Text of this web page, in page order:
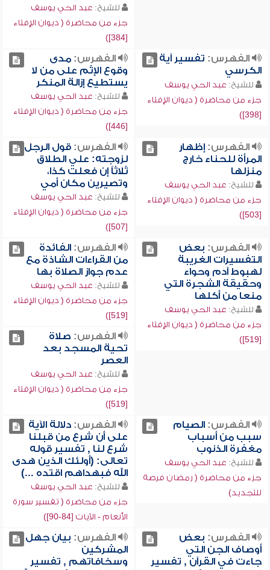
للشيخ: عبد الحي يوسف
جزء من محاضرة ( ديوان الإفتاء
[384])
الفهرس: تفسير آية
الكرسي
للشيخ: عبد الحي يوسف
جزء من محاضرة ( ديوان الإفتاء
[398])
الفهرس:مدى
وقوع الإثم على من لا
يستطيع إزالة المنكر
للشيخ: عبد الحي يوسف
جزء من محاضرة ( ديوان الإفتاء
[446])
الفهرس:إظهار
المرأة للحناء خارج
منزلها
للشيخ: عبد الحي يوسف
جزء من محاضرة ( ديوان الإفتاء
[503])
الفهرس:قول الرجل
لزوجته: علي الطلاق
ثلاثاً إن فعلت كذا،
وتصيرين مكان أمي
للشيخ: عبد الحي يوسف
جزء من محاضرة ( ديوان الإفتاء
[507])
الفهرس: بعض
التفسيرات الغريبة
لهبوط آدم وحواء
وحقيقة الشجرة التي
منعا من أكلها
للشيخ: عبد الحي يوسف
جزء من محاضرة ( ديوان الإفتاء
[519])
الفهرس:الفائدة
من القراءات الشاذة مع
عدم جواز الصلاة بها
للشيخ: عبد الحي يوسف
جزء من محاضرة ( ديوان الإفتاء
[519])
الفهرس: صلاة
تحية المسجد بعد
العصر
للشيخ: عبد الحي يوسف
جزء من محاضرة ( ديوان الإفتاء
[519])
الفهرس:الصيام
سبب من أسباب
مغفرة الذنوب
للشيخ: عبد الحي يوسف
جزء من محاضرة ( رمضان فرصة
للتجديد)
الفهرس:دلالة الآية
على أن شرع من قبلنا
شرع لنا , تفسير قوله
تعالى: (أولئك الذين هدى
الله فبهداهم اقتده ...)
للشيخ: عبد الحي يوسف
جزء من محاضرة ( تفسير سورة
الأنعام - الآيات [84-90])
الفهرس: بعض
أوصاف الجن التي
جاءت في القرآن , تفسير
الفهرس: بيان جهل
المشركين
وسخافاتهم , تفسير